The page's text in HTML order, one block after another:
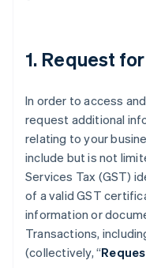
1. Request
In order to access
request additional
relating to your
include but is not
Services Tax (GST)
of a valid GST
information or
Transactions,
(collectively, “
Austria
DeutschEnglish
Belgio
NederlandsFrançais
Brasile
Bulgaria
English
Canada
EnglishFrançais